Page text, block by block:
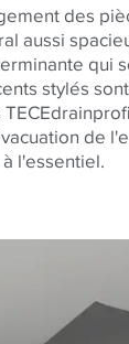
des
aussi
qui
stylés
TECE
de
l'essentiel.